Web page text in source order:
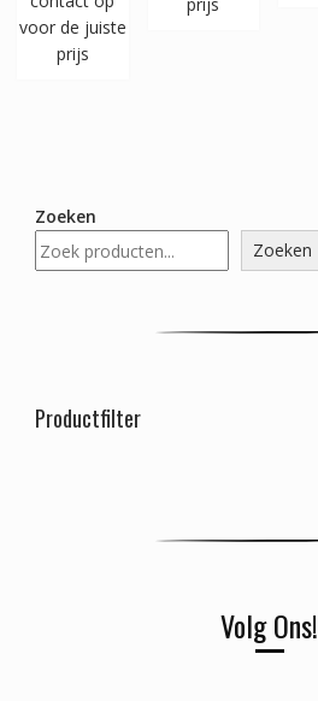
voor de juiste
prijs
Zoeken
Zoeken
Productfilter
Volg Ons!